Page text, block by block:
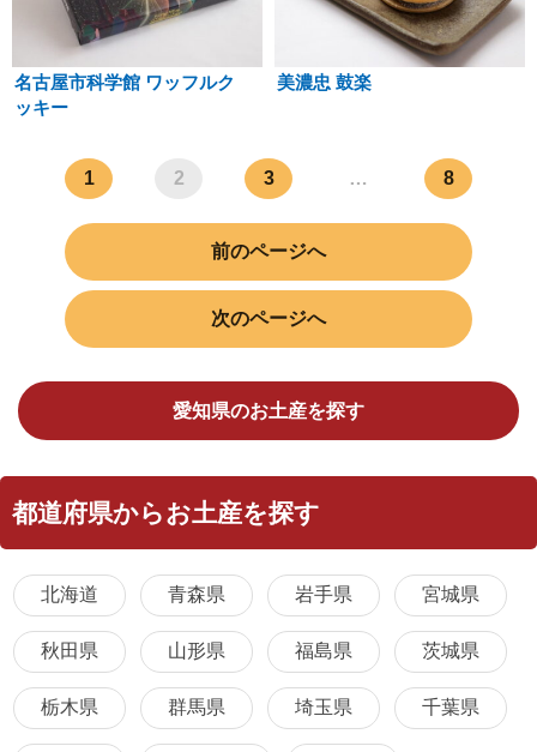
名古屋市科学館 ワッフルク
ッキー
美濃忠 鼓楽
1 2 3 … 8
前のページへ
次のページへ
愛知県のお土産を探す
都道府県からお土産を探す
北海道 青森県 岩手県 宮城県
秋田県 山形県 福島県 茨城県
栃木県 群馬県 埼玉県 千葉県